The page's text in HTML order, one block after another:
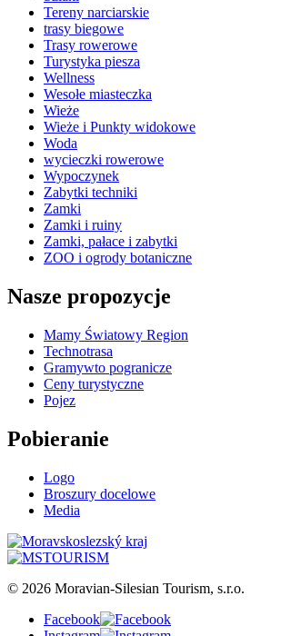
Tereny narciarskie
trasy biegowe
Trasy rowerowe
Turystyka piesza
Wellness
Wesołe miasteczka
Wieże
Wieże i Punkty widokowe
Woda
wycieczki rowerowe
Wypoczynek
Zabytki techniki
Zamki
Zamki i ruiny
Zamki, pałace i zabytki
ZOO i ogrody botaniczne
Nasze propozycje
Mamy Światowy Region
Technotrasa
Gramywto pogranicze
Ceny turystyczne
Pojez
Pobieranie
Logo
Broszury docelowe
Media
© 2026 Moravian-Silesian Tourism, s.r.o.
Facebook